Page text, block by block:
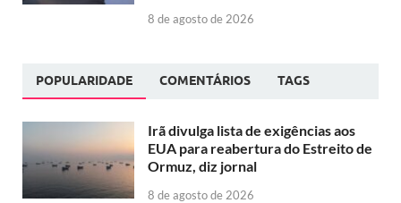
8 de agosto de 2026
POPULARIDADE COMENTÁRIOS TAGS
Irã divulga lista de exigências aos
EUA para reabertura do Estreito de
Ormuz, diz jornal
8 de agosto de 2026